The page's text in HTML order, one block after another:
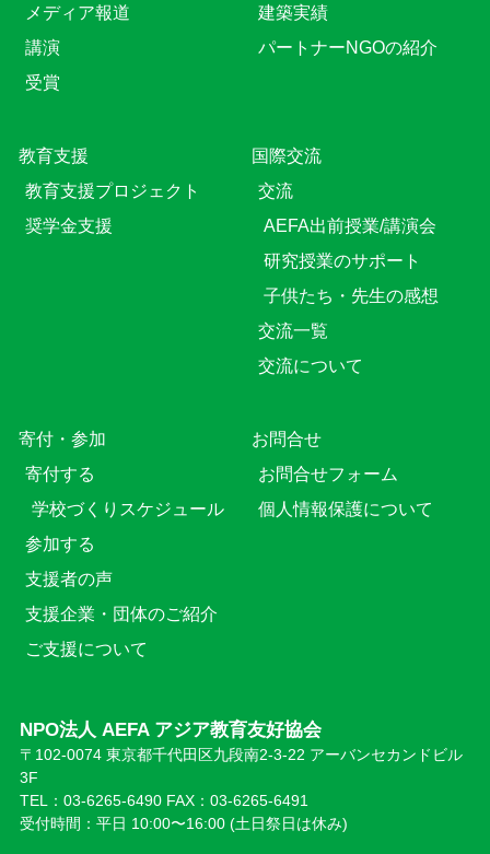
メディア報道
講演
受賞
建築実績
パートナーNGOの紹介
教育⽀援
教育⽀援プロジェクト
奨学金支援
国際交流
交流
AEFA出前授業/講演会
研究授業のサポート
子供たち・先生の感想
交流一覧
交流について
寄付・参加
寄付する
学校づくりスケジュール
参加する
支援者の声
支援企業・団体のご紹介
ご支援について
お問合せ
お問合せフォーム
個人情報保護について
NPO法人 AEFA アジア教育友好協会
〒102-0074 東京都千代田区九段南2-3-22 アーバンセカンドビル
3F
TEL：03-6265-6490 FAX：03-6265-6491
受付時間：平日 10:00〜16:00 (⼟日祭日は休み)